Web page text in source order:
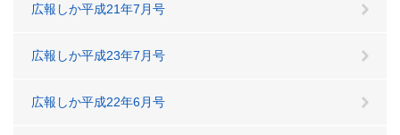
広報しか平成21年7月号
広報しか平成23年7月号
広報しか平成22年6月号